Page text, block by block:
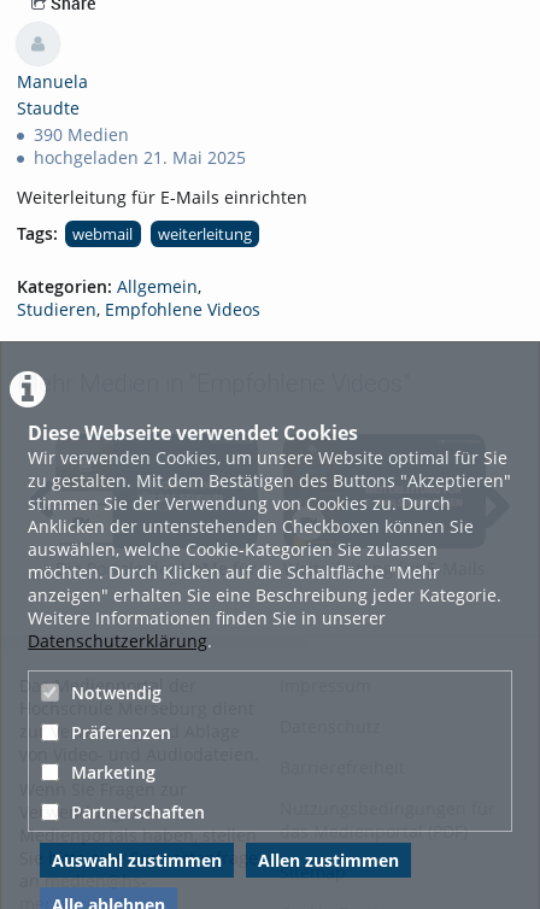
Diese Webseite verwendet Cookies
Wir verwenden Cookies, um unsere Website optimal für Sie
zu gestalten. Mit dem Bestätigen des Buttons "Akzeptieren"
stimmen Sie der Verwendung von Cookies zu. Durch
Anklicken der untenstehenden Checkboxen können Sie
auswählen, welche Cookie-Kategorien Sie zulassen
möchten. Durch Klicken auf die Schaltfläche "Mehr
anzeigen" erhalten Sie eine Beschreibung jeder Kategorie.
Weitere Informationen finden Sie in unserer
Datenschutzerklärung.
Notwendig
Präferenzen
Marketing
Partnerschaften
Auswahl zustimmen
Allen zustimmen
Manuela
Staudte
390 Medien
hochgeladen 21. Mai 2025
Weiterleitung für E-Mails einrichten
Tags:
webmail weiterleitung
Kategorien: Allgemein,
Studieren, Empfohlene Videos
Mehr Medien in "Empfohlene Videos"
Die Portale der HoMe für
das Studium: Überblick
Weiterleitung für E-Mails
einrichten
Das Medienportal der
Hochschule Merseburg dient
zur Verwaltung und Ablage
Wenn Sie Fragen zur
Verwendung des
Medienportals haben, stellen
Sie bitte eine Supportanfrage
anmedien@hs-
merseburg.de.
das Medienportal (PDF)
Sitemap